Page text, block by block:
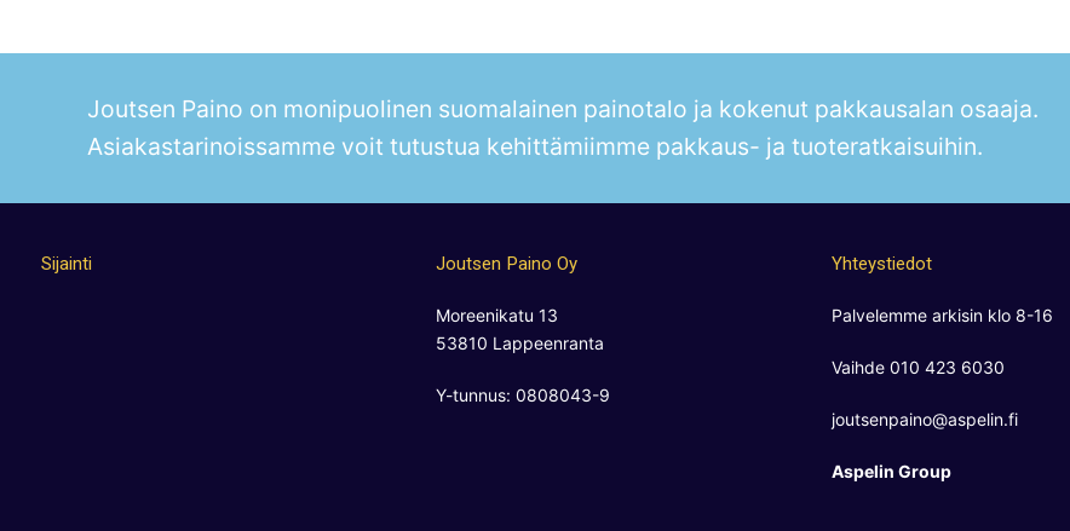
Joutsen Paino on monipuolinen suomalainen painotalo ja kokenut pakkausalan osaaja.
Asiakastarinoissamme voit tutustua kehittämiimme pakkaus- ja tuoteratkaisuihin.
Sijainti Joutsen Paino Oy
Moreenikatu 13
53810 Lappeenranta
Y-tunnus: 0808043-9
Yhteystiedot
Palvelemme arkisin klo 8-16
Vaihde 010 423 6030
joutsenpaino@aspelin.fi
Aspelin Group